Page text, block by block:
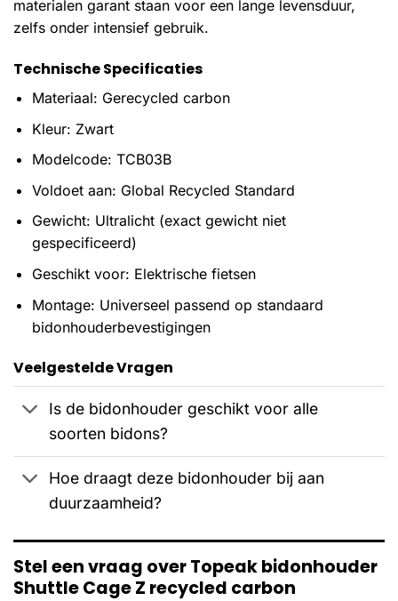
materialen garant staan voor een lange levensduur,
zelfs onder intensief gebruik.
Technische Specificaties
Materiaal: Gerecycled carbon
Kleur: Zwart
Modelcode: TCB03B
Voldoet aan: Global Recycled Standard
Gewicht: Ultralicht (exact gewicht niet
gespecificeerd)
Geschikt voor: Elektrische fietsen
Montage: Universeel passend op standaard
bidonhouderbevestigingen
Veelgestelde Vragen
Is de bidonhouder geschikt voor alle
soorten bidons?
Hoe draagt deze bidonhouder bij aan
duurzaamheid?
Stel een vraag over Topeak bidonhouder
Shuttle Cage Z recycled carbon